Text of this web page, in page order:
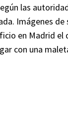
las
Imágenes
en Madrid el
con una